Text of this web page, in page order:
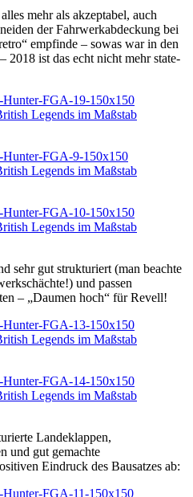
mehr als akzeptabel, auch
der Fahrwerkabdeckung bei
empfinde – sowas war in den
2018 ist das echt nicht mehr state-
sehr gut strukturiert (man beachte
und passen
– „Daumen hoch“ für Revell!
Landeklappen,
und gut gemachte
Eindruck des Bausatzes ab: